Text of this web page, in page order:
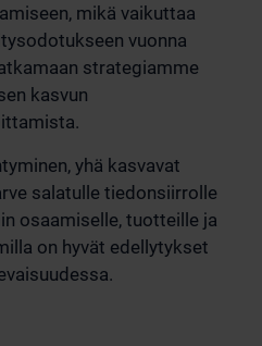
mikä vaikuttaa
vuonna
strategiamme
kasvun
yhä kasvavat
salatulle tiedonsiirrolle
osaamiselle, tuotteille ja
on hyvät edellytykset